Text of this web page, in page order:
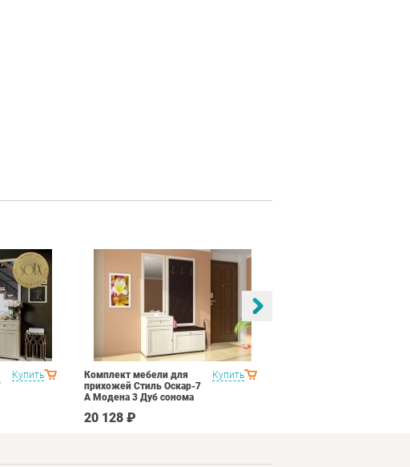
Купить Купить
Комплект мебели для
прихожей Стиль Оскар-7
А Модена 3 Дуб сонома
20 128 ₽